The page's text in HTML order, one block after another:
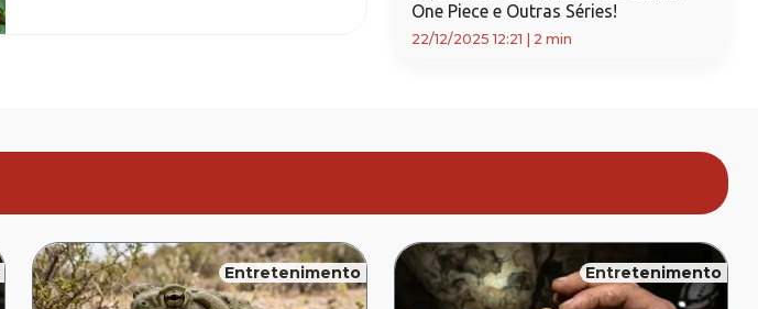
One Piece e Outras Séries!
22/12/2025 12:21 2 min
Entretenimento Entretenimento